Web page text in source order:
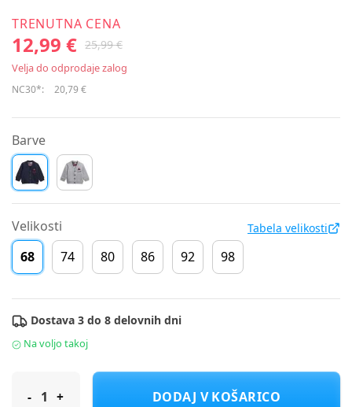
TRENUTNA CENA
12,99 € 25,99 €
Velja do odprodaje zalog
NC30*: 20,79 €
Barve
Velikosti Tabela velikosti
68 74 80 86 92 98
Dostava 3 do 8 delovnih dni
Na voljo takoj
Original Marines jopa DR DEA0713NM F Modra 68
DODAJ V KOŠARICO